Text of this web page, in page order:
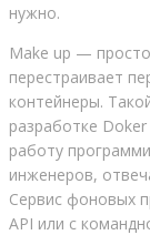
нужно.
Make up —
перестраивает
контейнеры.
разработке
работу
инженеров,
Сервис фоновых
API или с